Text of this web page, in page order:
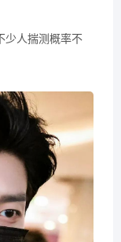
少人揣测概率不